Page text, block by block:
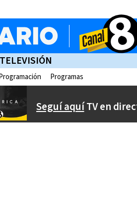
TELEVISIÓN
Programas
Seguí aquíTV en